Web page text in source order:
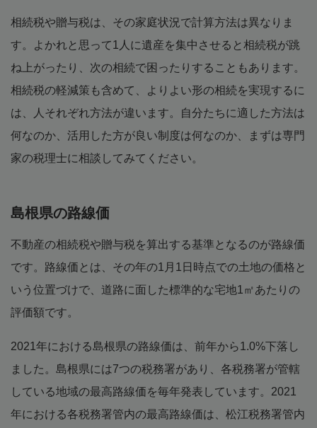
相続税や贈与税は、その家庭状況で計算方法は異なりま
す。よかれと思って1人に遺産を集中させると相続税が跳
ね上がったり、次の相続で困ったりすることもあります。
相続税の軽減策も含めて、よりよい形の相続を実現するに
は、人それぞれ方法が違います。自分たちに適した方法は
何なのか、活用した方が良い制度は何なのか、まずは専門
家の税理士に相談してみてください。
島根県の路線価
不動産の相続税や贈与税を算出する基準となるのが路線価
です。路線価とは、その年の1月1日時点での土地の価格と
いう位置づけで、道路に面した標準的な宅地1㎡あたりの
評価額です。
2021年における島根県の路線価は、前年から1.0%下落し
ました。島根県には7つの税務署があり、各税務署が管轄
している地域の最高路線価を毎年発表しています。2021
年における各税務署管内の最高路線価は、松江税務署管内